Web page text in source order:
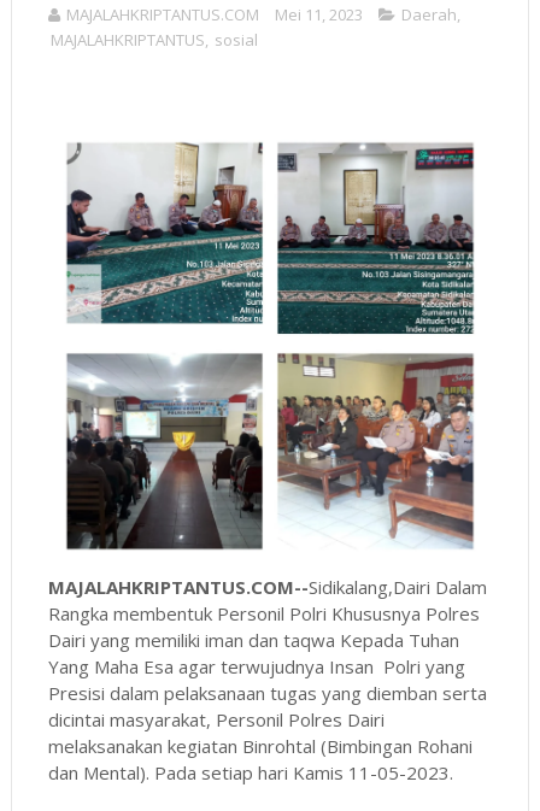
MAJALAHKRIPTANTUS.COM Mei 11, 2023 Daerah,
MAJALAHKRIPTANTUS, sosial
MAJALAHKRIPTANTUS.COM--Sidikalang,Dairi Dalam
Rangka membentuk Personil Polri Khususnya Polres
Dairi yang memiliki iman dan taqwa Kepada Tuhan
Yang Maha Esa agar terwujudnya Insan Polri yang
Presisi dalam pelaksanaan tugas yang diemban serta
dicintai masyarakat, Personil Polres Dairi
melaksanakan kegiatan Binrohtal (Bimbingan Rohani
dan Mental). Pada setiap hari Kamis 11-05-2023.